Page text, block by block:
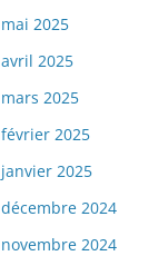
mai 2025
avril 2025
mars 2025
février 2025
janvier 2025
décembre 2024
novembre 2024